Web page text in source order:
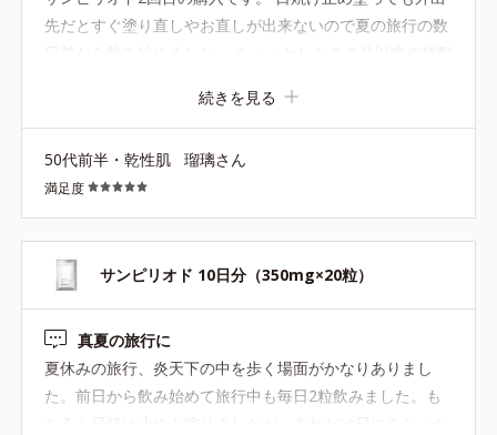
行したご一家の旦那さんは結構焼けてシャツの跡がくっき
り。日焼け止めの併用もありましたがやっぱり飲んどいて
様）がずり下がっており、結構露出していたことに気づい
たのですが、こちらも大丈夫でした。ここは油断していた
のでサンピリオドに助けられました。40代、紫外線ですぐ
にダメージを受ける年齢なので内側からも紫外線対策とし
先だとすぐ塗り直しやお直しが出来ないので夏の旅行の数
日前から飲み始めました。 ちょっとした３０分以内の移動
の防備しても色白なのですぐ赤みが出ます。 まだ飲み始め
たばかりですが続けて飲んでみたいと思いました。10日分
だと使い切れるのでお試しには良かったです。私のこの夏
のお守りサプリです。
続きを見る
50代前半・乾性肌 瑠璃さん
満足度
サンピリオド 10日分（350mg×20粒）
真夏の旅行に
夏休みの旅行、炎天下の中を歩く場面がかなりありまし
た。前日から飲み始めて旅行中も毎日2粒飲みました。も
ちろん日焼け止めも塗りましたが、あれだけ日にあたった